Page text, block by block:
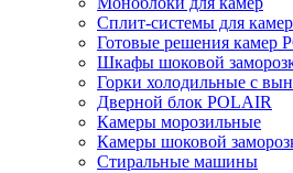
Сплит-системы для камер
Готовые решения камер
Шкафы шоковой
Горки холодильные с
Дверной блок POLAIR
Камеры морозильные
Камеры шоковой
Стиральные машины